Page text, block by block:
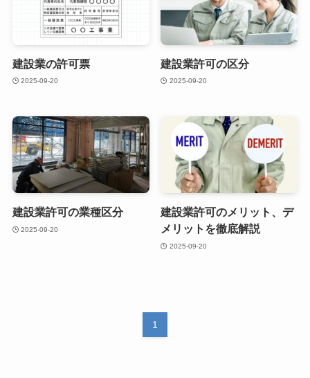
建設業の許可票
2025-09-20
建設業許可の区分
2025-09-20
建設業許可の業種区分
2025-09-20
建設業許可のメリット、デ
メリットを徹底解説
2025-09-20
1